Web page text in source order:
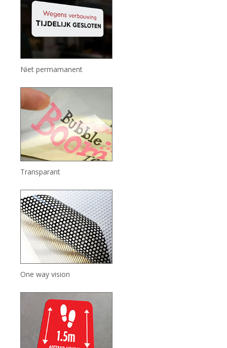
Niet permamanent
Transparant
One way vision